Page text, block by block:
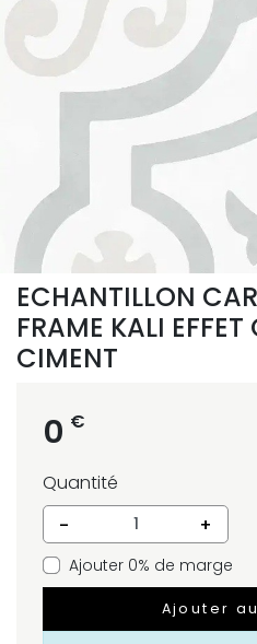
ECHANTILLON
FRAME KALI
CIMENT
0 €
Quantité
-
+
Ajouter 0% de marge
Ajouter